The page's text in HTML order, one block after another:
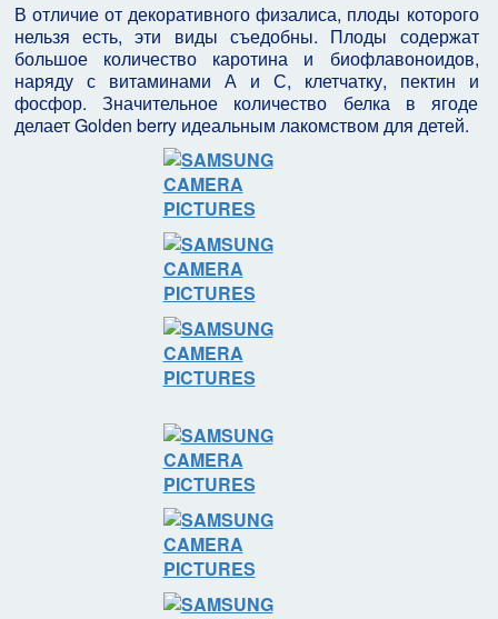
В отличие от декоративного физалиса, плоды которого
нельзя есть, эти виды съедобны. Плоды содержат
большое количество каротина и биофлавоноидов,
наряду с витаминами А и С, клетчатку, пектин и
фосфор. Значительное количество белка в ягоде
делает Golden berry идеальным лакомством для детей.